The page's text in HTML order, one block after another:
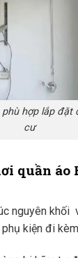
hợp lắp đặt
cư
quần áo
nguyên khối
kiện đi